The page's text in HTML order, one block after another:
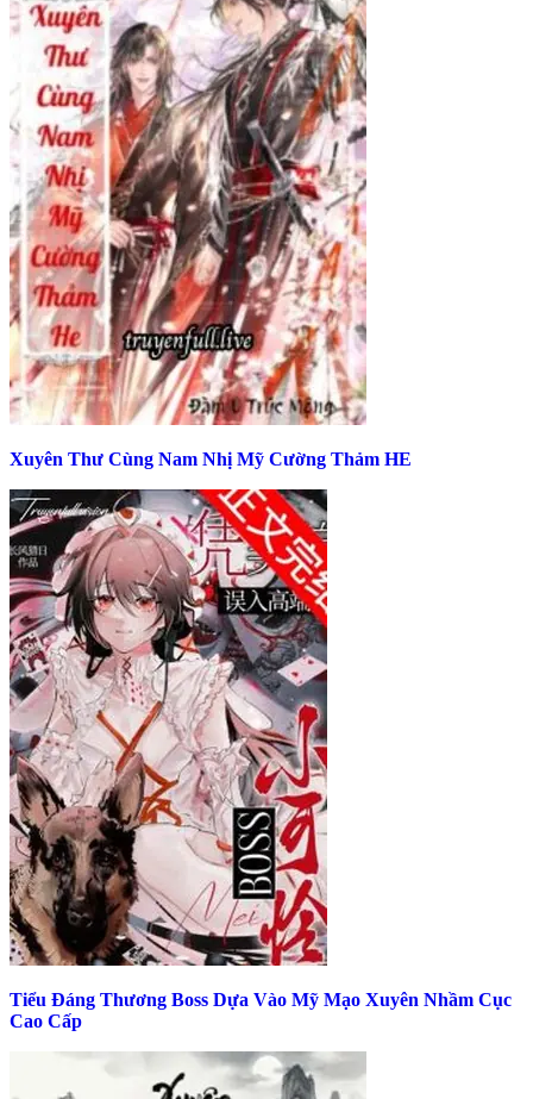
Xuyên Thư Cùng Nam Nhị Mỹ Cường Thảm HE
Tiểu Đáng Thương Boss Dựa Vào Mỹ Mạo Xuyên Nhầm Cục
Cao Cấp